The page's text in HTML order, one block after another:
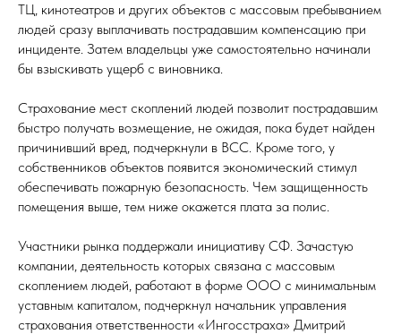
ТЦ, кинотеатров и других объектов с массовым пребыванием
людей сразу выплачивать пострадавшим компенсацию при
инциденте. Затем владельцы уже самостоятельно начинали
бы взыскивать ущерб с виновника.
Страхование мест скоплений людей позволит пострадавшим
быстро получать возмещение, не ожидая, пока будет найден
причинивший вред, подчеркнули в ВСС. Кроме того, у
собственников объектов появится экономический стимул
обеспечивать пожарную безопасность. Чем защищенность
помещения выше, тем ниже окажется плата за полис.
Участники рынка поддержали инициативу СФ. Зачастую
компании, деятельность которых связана с массовым
скоплением людей, работают в форме ООО с минимальным
уставным капиталом, подчеркнул начальник управления
страхования ответственности «Ингосстраха» Дмитрий